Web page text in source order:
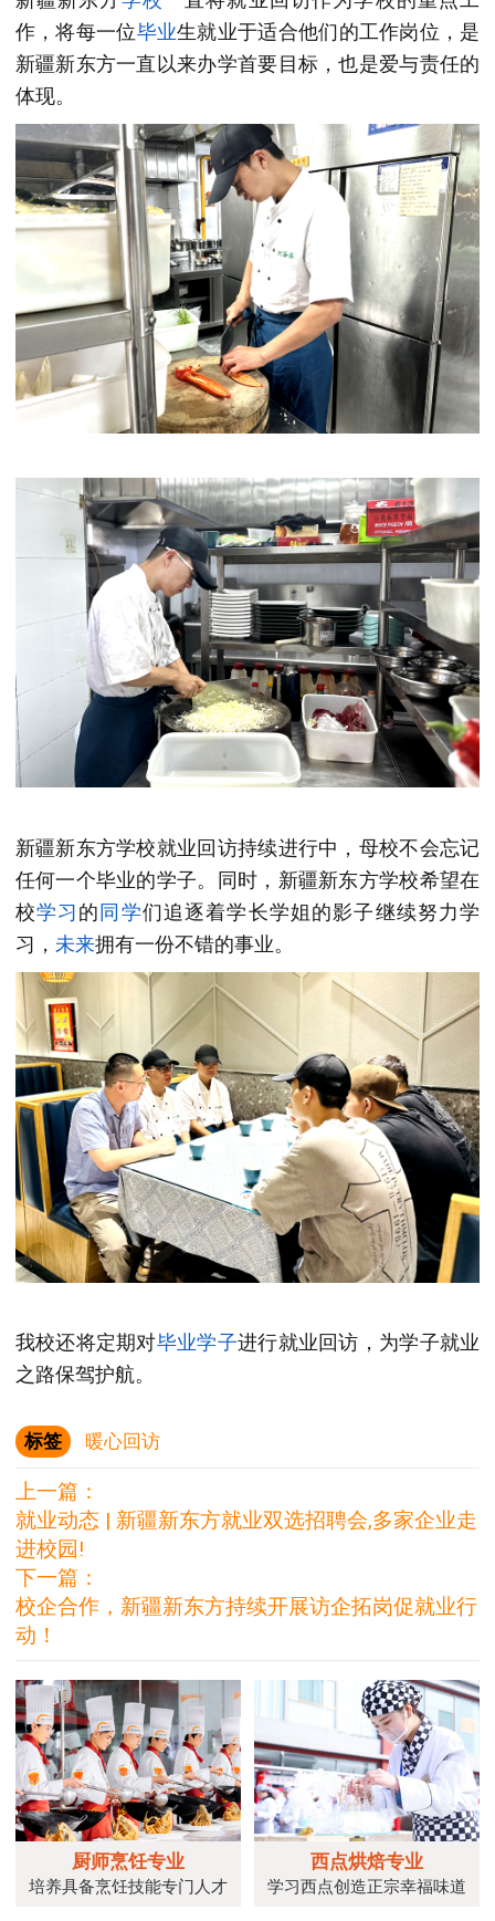
作，将每一位毕业生就业于适合他们的工作岗位，是
新疆新东方一直以来办学首要目标，也是爱与责任的
体现。
新疆新东方学校就业回访持续进行中，母校不会忘记
任何一个毕业的学子。同时，新疆新东方学校希望在
校学习的 同学们追逐着学长学姐的影子继续努力学
习， 未来拥有一份不错的事业。
我校还将定期对毕业学子进行就业回访，为学子就业
之路保驾护航。
标签 暖心回访
上一篇：
就业动态 | 新疆新东方就业双选招聘会,多家企业走
进校园!
下一篇：
校企合作，新疆新东方持续开展访企拓岗促就业行
动！
厨师烹饪专业
培养具备烹饪技能专门人才
西点烘焙专业
学习西点创造正宗幸福味道